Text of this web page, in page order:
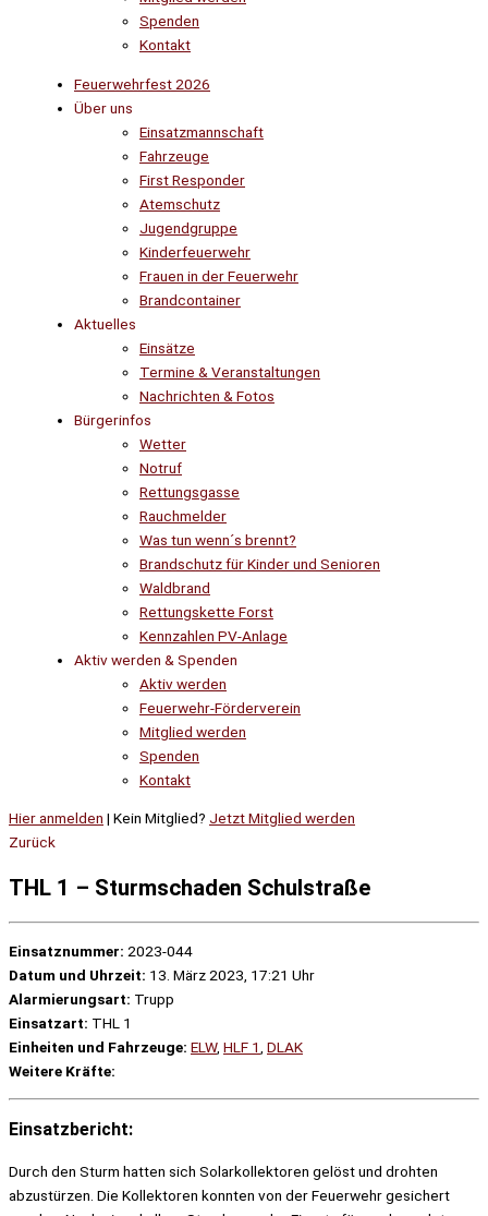
Spenden
Kontakt
Feuerwehrfest 2026
Über uns
Einsatzmannschaft
Fahrzeuge
First Responder
Atemschutz
Jugendgruppe
Kinderfeuerwehr
Frauen in der Feuerwehr
Brandcontainer
Aktuelles
Einsätze
Termine & Veranstaltungen
Nachrichten & Fotos
Bürgerinfos
Wetter
Notruf
Rettungsgasse
Rauchmelder
Was tun wenn´s brennt?
Brandschutz für Kinder und Senioren
Waldbrand
Rettungskette Forst
Kennzahlen PV-Anlage
Aktiv werden & Spenden
Aktiv werden
Feuerwehr-Förderverein
Mitglied werden
Spenden
Kontakt
Hier anmelden | Kein Mitglied? Jetzt Mitglied werden
Zurück
THL 1 – Sturmschaden Schulstraße
Einsatznummer: 2023-044
Datum und Uhrzeit: 13. März 2023, 17:21 Uhr
Alarmierungsart: Trupp
Einsatzart: THL 1
Einheiten und Fahrzeuge: ELW, HLF 1 DLAK
Weitere Kräfte:
Einsatzbericht:
Durch den Sturm hatten sich Solarkollektoren gelöst und drohten
abzustürzen. Die Kollektoren konnten von der Feuerwehr gesichert